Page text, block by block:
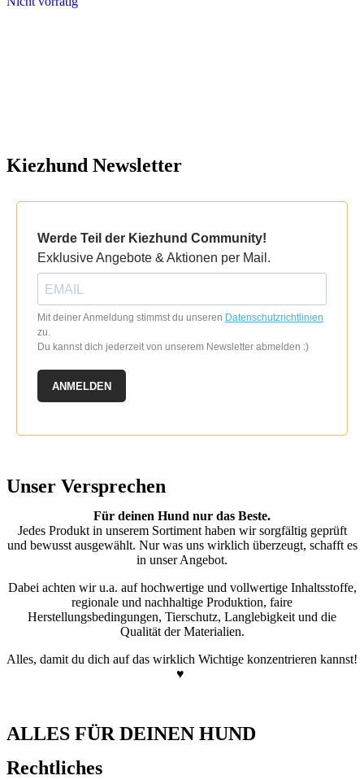
Kiezhund Newsletter
Werde Teil der Kiezhund Community!
Exklusive Angebote & Aktionen per Mail.
Mit deiner Anmeldung stimmst du unseren Datenschutzrichtlinien
zu.
Du kannst dich jederzeit von unserem Newsletter abmelden :)
ANMELDEN
Unser Versprechen
Für deinen Hund nur das Beste.
Jedes Produkt in unserem Sortiment haben wir sorgfältig geprüft
und bewusst ausgewählt. Nur was uns wirklich überzeugt, schafft es
in unser Angebot.
Dabei achten wir u.a. auf hochwertige und vollwertige Inhaltsstoffe,
regionale und nachhaltige Produktion, faire
Herstellungsbedingungen, Tierschutz, Langlebigkeit und die
Qualität der Materialien.
Alles, damit du dich auf das wirklich Wichtige konzentrieren kannst!
♥
ALLES FÜR DEINEN HUND
Rechtliches